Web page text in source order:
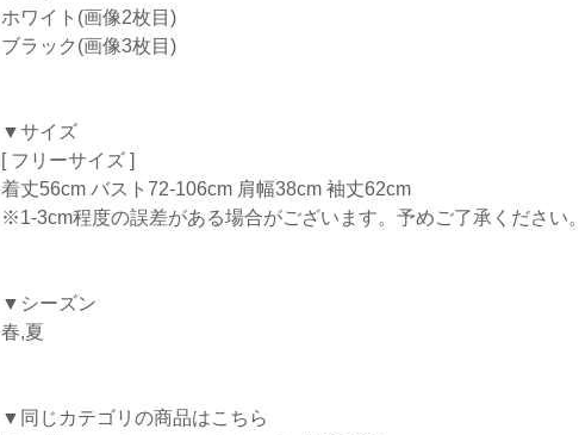
ホワイト(画像2枚目)
ブラック(画像3枚目)
▼サイズ
[ フリーサイズ ]
着丈56cm バスト72-106cm 肩幅38cm 袖丈62cm
※1-3cm程度の誤差がある場合がございます。予めご了承ください。
▼シーズン
春,夏
▼同じカテゴリの商品はこちら